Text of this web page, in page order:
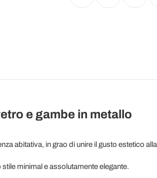
e gambe in metallo
abitativa, in grao di unire il gusto estetico alla
minimal e assolutamente elegante.